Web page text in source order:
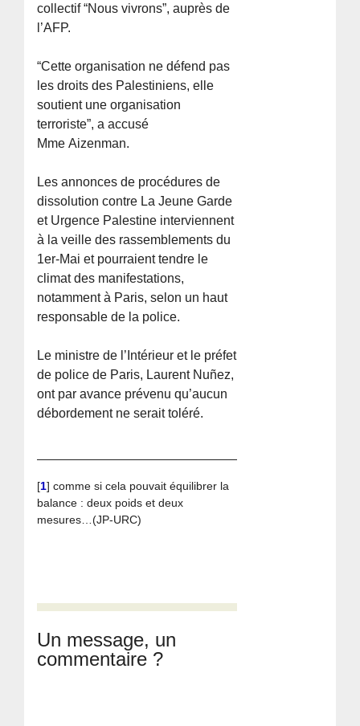
collectif “Nous vivrons”, auprès de
l’AFP.
“Cette organisation ne défend pas
les droits des Palestiniens, elle
soutient une organisation
terroriste”, a accusé
Mme Aizenman.
Les annonces de procédures de
dissolution contre La Jeune Garde
et Urgence Palestine interviennent
à la veille des rassemblements du
1er-Mai et pourraient tendre le
climat des manifestations,
notamment à Paris, selon un haut
responsable de la police.
Le ministre de l’Intérieur et le préfet
de police de Paris, Laurent Nuñez,
ont par avance prévenu qu’aucun
débordement ne serait toléré.
[1]comme si cela pouvait équilibrer la
balance : deux poids et deux
mesures…(JP-URC)
Un message, un
commentaire ?